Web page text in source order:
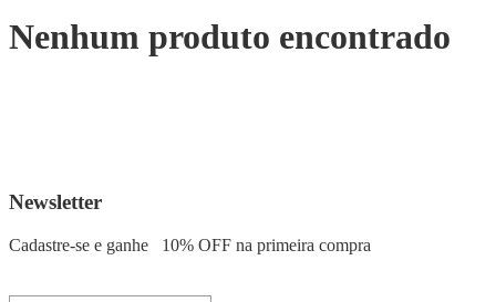
Nenhum produto encontrado
Newsletter
Cadastre-se e ganhe 10% OFF na primeira compra